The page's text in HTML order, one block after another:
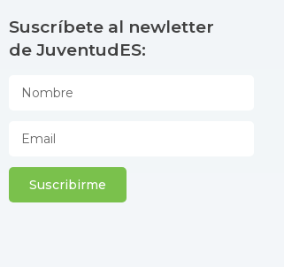
Suscríbete al newletter
de JuventudES:
Suscribirme